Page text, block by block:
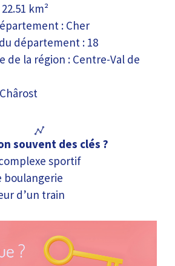
km²
: Cher
département : 18
de la région : Centre-Val de
souvent des clés ?
sportif
boulangerie
d’un train